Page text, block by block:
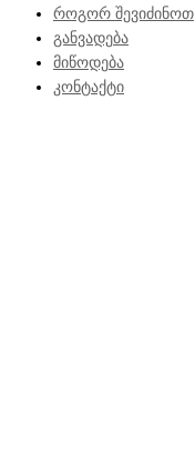
როგორ შევიძინოთ
განვადება
მიწოდება
კონტაქტი